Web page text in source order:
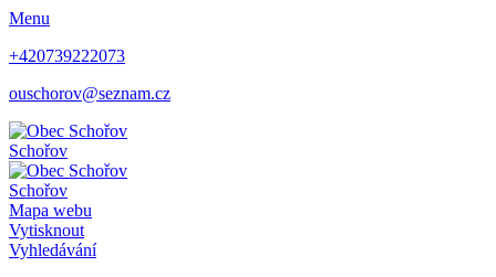
Menu
+420739222073
ouschorov@seznam.cz
Schořov
Schořov
Mapa webu
Vytisknout
Vyhledávání